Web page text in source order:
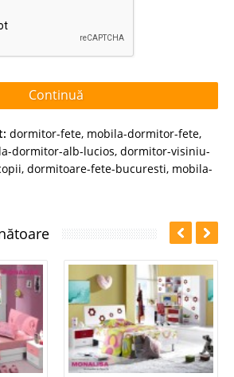
Continuă
dormitor-fete, mobila-dormitor-fete,
dormitor-alb-lucios, dormitor-visiniu-
, dormitoare-fete-bucuresti, mobila-